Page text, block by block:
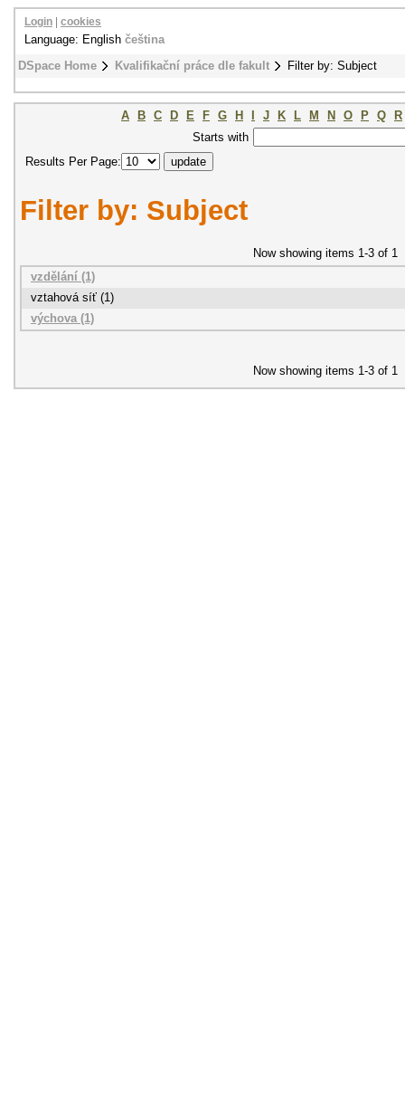
DSpace Home Kvalifikační práce dle fakult Filter by: Subject
Login cookies
Language: English čeština
A B C D E F G H J K L M N O P Q
R
Starts with
Results Per Page:
Filter by: Subject
Now showing items 1-3 of 1
vzdělání (1)
vztahová síť (1)
výchova (1)
Now showing items 1-3 of 1